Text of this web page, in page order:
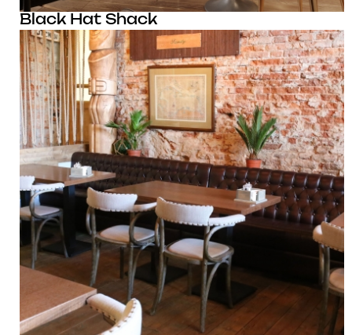
Black Hat Shack